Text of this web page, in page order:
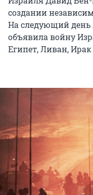
создании
На следующий день
объявила войну
Египет, Ливан,